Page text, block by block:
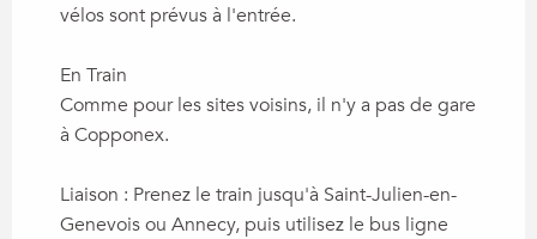
vélos sont prévus à l'entrée.
En Train
Comme pour les sites voisins, il n'y a pas de gare
à Copponex.
Liaison : Prenez le train jusqu'à Saint-Julien-en-
Genevois ou Annecy, puis utilisez le bus ligne